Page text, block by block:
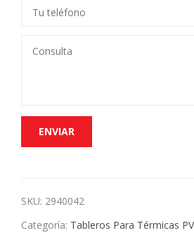
SKU: 2940042
Categoría: Tableros Para Térmicas